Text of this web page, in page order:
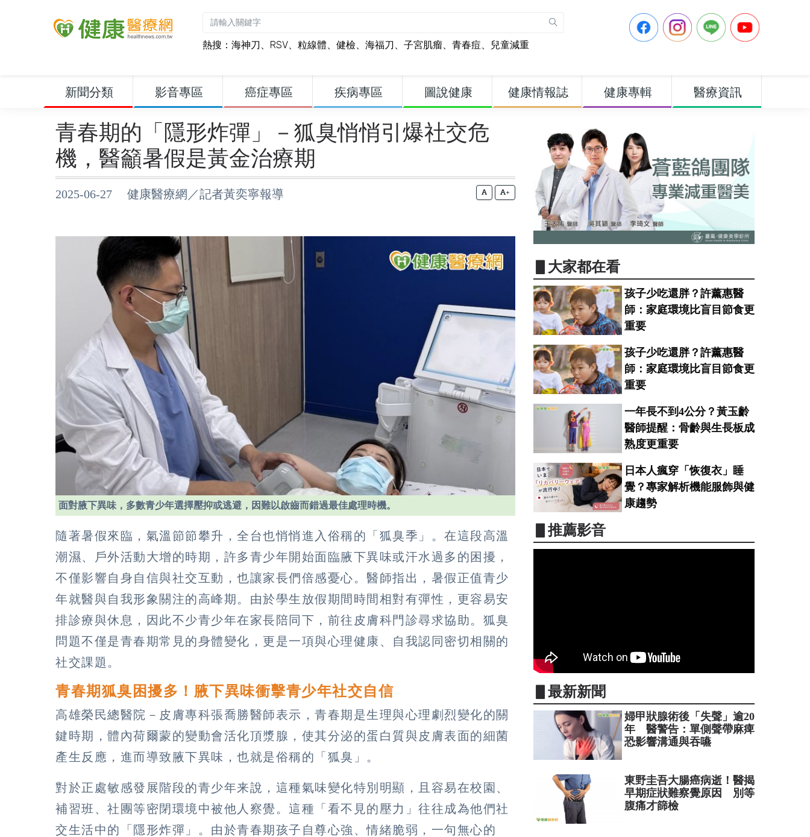
熱搜： 海神刀 、 RSV、 粒線體、 健檢、 海福刀 、 子宮肌瘤、 青春痘、 兒童減重
新聞分類 影音專區 癌症專區 疾病專區 圖說健康 健康情報誌 健康專輯 醫療資訊
青春期的「隱形炸彈」－狐臭悄悄引爆社交危
機，醫籲暑假是黃金治療期
2025-06-27 健康醫療網／記者黃奕寧報導 +
面對腋下異味，多數青少年選擇壓抑或逃避，因難以啟齒而錯過最佳處理時機。
隨著暑假來臨，氣溫節節攀升，全台也悄悄進入俗稱的「狐臭季」。在這段高溫
潮濕、戶外活動大增的時期，許多青少年開始面臨腋下異味或汗水過多的困擾，
不僅影響自身自信與社交互動，也讓家長們倍感憂心。醫師指出，暑假正值青少
年就醫與自我形象關注的高峰期。由於學生放假期間時間相對有彈性，更容易安
排診療與休息，因此不少青少年在家長陪同下，前往皮膚科門診尋求協助。狐臭
問題不僅是青春期常見的身體變化，更是一項與心理健康、自我認同密切相關的
社交課題。
青春期狐臭困擾多！腋下異味衝擊青少年社交自信
高雄榮民總醫院－皮膚專科張喬勝醫師表示，青春期是生理與心理劇烈變化的關
鍵時期，體內荷爾蒙的變動會活化頂漿腺，使其分泌的蛋白質與皮膚表面的細菌
產生反應，進而導致腋下異味，也就是俗稱的「狐臭」。
對於正處敏感發展階段的青少年来說，這種氣味變化特別明顯，且容易在校園、
補習班、社團等密閉環境中被他人察覺。這種「看不見的壓力」往往成為他們社
交生活中的「隱形炸彈」。由於青春期孩子自尊心強、情緒脆弱，一句無心的
▋大家都在看
孩子少吃還胖？許薰惠醫
師：家庭環境比盲目節食更
重要
孩子少吃還胖？許薰惠醫
師：家庭環境比盲目節食更
重要
一年長不到4公分？黃玉齡
醫師提醒：骨齡與生長板成
熟度更重要
日本人瘋穿「恢復衣」睡
覺？專家解析機能服飾與健
康趨勢
▋推薦影音
▋最新新聞
婦甲狀腺術後「失聲」逾20
年 醫警告：單側聲帶麻痺
恐影響溝通與吞嚥
東野圭吾大腸癌病逝！醫揭
早期症狀難察覺原因 別等
腹痛才篩檢